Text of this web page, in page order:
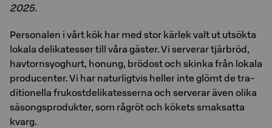
2025.
Per­so­na­len i vårt kök har med stor kär­lek valt ut ut­sök­ta
lo­ka­la de­li­ka­tes­ser till våra gäs­ter. Vi ser­ve­rar tjär­bröd,
hav­tornsyog­hurt, ho­nung, brö­d­ost och skin­ka från lo­ka­la
pro­du­cen­ter. Vi har na­tur­ligt­vis hel­ler inte glömt de tra­
di­tio­nel­la fru­kost­de­li­ka­tes­ser­na och ser­ve­rar även olika
sä­songs­pro­duk­ter, som rågröt och kö­kets smak­sat­ta
kvarg.